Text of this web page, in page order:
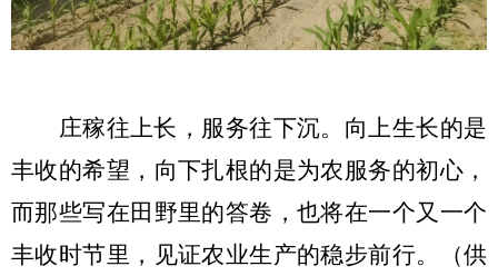
庄稼往上长，服务往下沉。向上生长的是
丰收的希望，向下扎根的是为农服务的初心，
而那些写在田野里的答卷，也将在一个又一个
丰收时节里，见证农业生产的稳步前行。
（供